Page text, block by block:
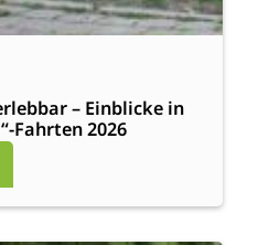
– Einblicke in
Fahrten 2026